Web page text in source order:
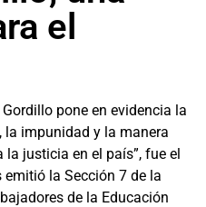
el
pone en evidencia la
impunidad y la manera
justicia en el país”, fue el
la Sección 7 de la
de la Educación